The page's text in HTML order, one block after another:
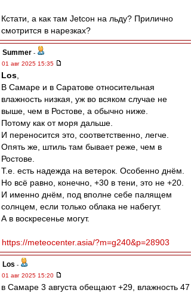
Кстати, а как там Jetсон на льду? Прилично
смотрится в нарезках?
Summer -
01 авг 2025 15:35
Los
В Самаре и в Саратове относительная
влажность низкая, уж во всяком случае не
выше, чем в Ростове, а обычно ниже.
Потому как от моря дальше.
И переносится это, соответственно, легче.
Опять же, штиль там бывает реже, чем в
Ростове.
Т.е. есть надежда на ветерок. Особенно днём.
Но всё равно, конечно, +30 в тени, это не +20.
И именно днём, под вполне себе палящем
солнцем, если только облака не набегут.
А в воскресенье могут.
https://meteocenter.asia/?m=g240&p=28903
Los -
01 авг 2025 15:20
в Самаре 3 августа обещают +29, влажность 47